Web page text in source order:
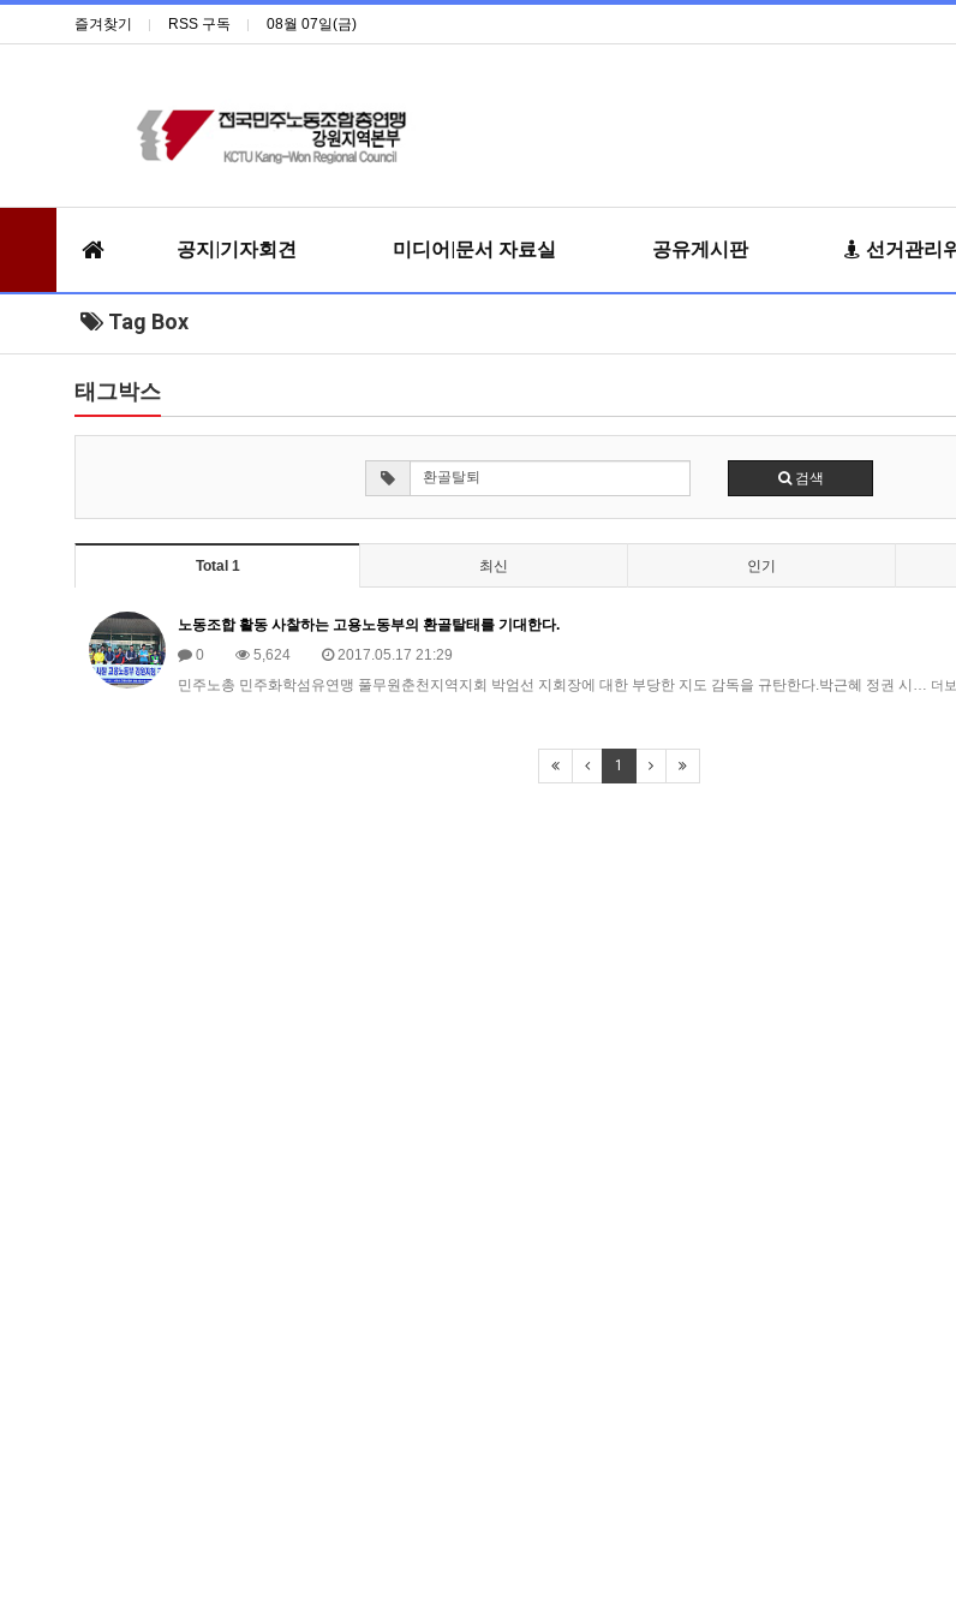
즐겨찾기 RSS 구독 08월 07일(금)
공지|기자회견 미디어|문서 자료실 공유게시판 선거관리
Tag Box
태그박스
검색
Total 1 최신 인기
노동조합 활동 사찰하는 고용노동부의 환골탈태를 기대한다.
0
5,624
2017.05.17 21:29
민주노총 민주화학섬유연맹 풀무원춘천지역지회 박엄선 지회장에 대한 부당한 지도 감독을 규탄한다.박근혜 정권 시… 더
1